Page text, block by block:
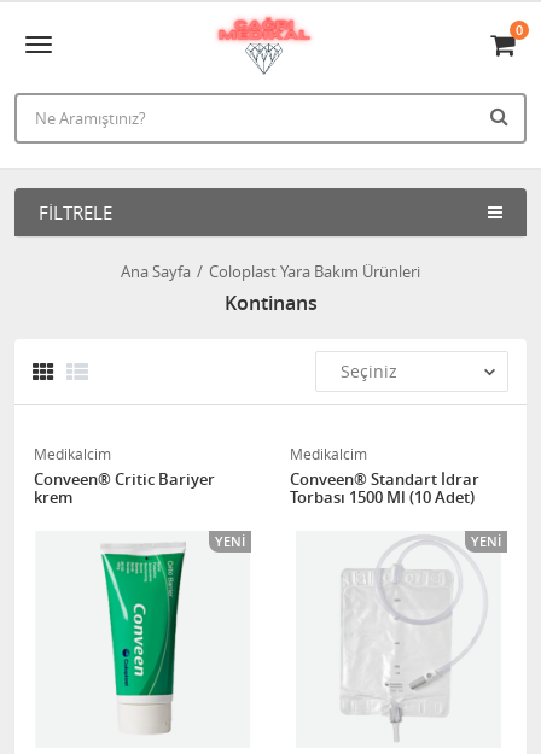
0
FILTRELE
Ana Sayfa Coloplast Yara Bakım Ürünleri
Kontinans
Medikalcim
Conveen® Critic Bariyer
krem
YENI
Medikalcim
Conveen® Standart İdrar
Torbası 1500 Ml (10 Adet)
YENI